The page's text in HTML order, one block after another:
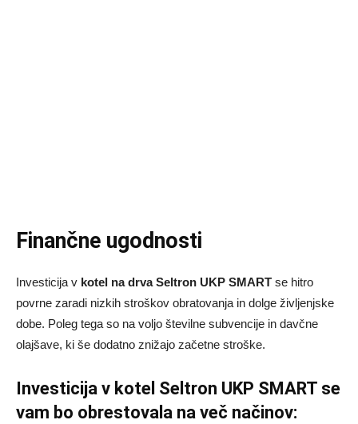
Finančne ugodnosti
Investicija v kotel na drva Seltron UKP SMART se hitro
povrne zaradi nizkih stroškov obratovanja in dolge življenjske
dobe. Poleg tega so na voljo številne subvencije in davčne
olajšave, ki še dodatno znižajo začetne stroške.
Investicija v kotel Seltron UKP SMART se
vam bo obrestovala na več načinov: